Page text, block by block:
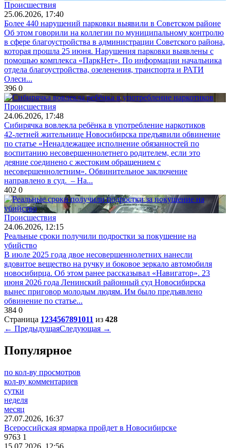
Происшествия
25.06.2026, 17:40
Более 440 нарушений парковки выявили в Советском районе
Об этом говорили на коллегии по муниципальному контролю
в сфере благоустройства в администрации Советского района,
которая прошла 25 июня. Нарушения парковки выявлены с
помощью комплекса «ПаркНет». По информации начальника
отдела благоустройства, озеленения, транспорта и РАТИ
Олеси...
396 0
Происшествия
24.06.2026, 17:48
Сибирячка вовлекла ребёнка в употребление наркотиков
42-летней жительнице Новосибирска предъявили обвинение
по статье «Ненадлежащее исполнение обязанностей по
воспитанию несовершеннолетнего родителем, если это
деяние соединено с жестоким обращением с
несовершеннолетним». Обвинительное заключение
направлено в суд. – На...
402 0
Происшествия
24.06.2026, 12:15
Реальные сроки получили подростки за покушение на
убийство
В июле 2025 года двое несовершеннолетних нанесли
ядовитое вещество на ручку и боковое зеркало автомобиля
новосибирца. Об этом ранее рассказывал «Навигатор». 23
июня 2026 года Ленинский районный суд Новосибирска
вынес приговор молодым людям. Им было предъявлено
обвинение по статье...
384 0
Страница 1234567891011 из 428
← ПредыдущаяСледующая →
Популярное
по кол-ву просмотров
кол-ву комментариев
сутки
неделя
месяц
27.07.2026, 16:37
Всероссийская ярмарка пройдет в Новосибирске
9763 1
15.07.2026, 12:56